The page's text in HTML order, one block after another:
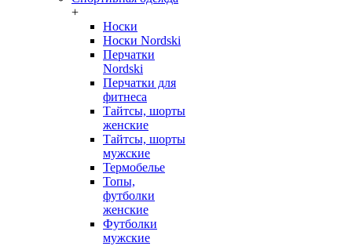
+
Носки
Носки Nordski
Перчатки
Nordski
Перчатки для
фитнеса
Тайтсы, шорты
женские
Тайтсы, шорты
мужские
Термобелье
Топы,
футболки
женские
Футболки
мужские